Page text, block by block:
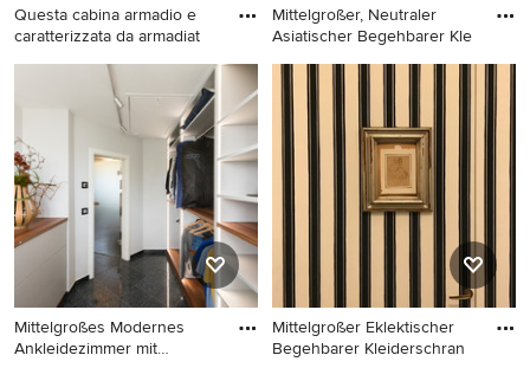
Questa cabina armadio e
caratterizzata da armadiat
Mittelgroßer, Neutraler
Moderner Begehbarer
Kleiderschrank mit
schwarzem Boden in Rom
Mittelgroßer, Neutraler
Asiatischer Begehbarer Kle
Mittelgroßer, Neutraler
Asiatischer Begehbarer
Kleiderschrank mit hellen
Holzschränken,
Sperrholzboden und
schwarzem Boden in
Sonstige
Mittelgroßes Modernes
Ankleidezimmer mit
Mittelgroßer Eklektischer
Begehbarer Kleiderschran